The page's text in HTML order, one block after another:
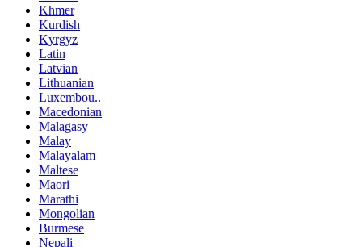
Khmer
Kurdish
Kyrgyz
Latin
Latvian
Lithuanian
Luxembou..
Macedonian
Malagasy
Malay
Malayalam
Maltese
Maori
Marathi
Mongolian
Burmese
Nepali